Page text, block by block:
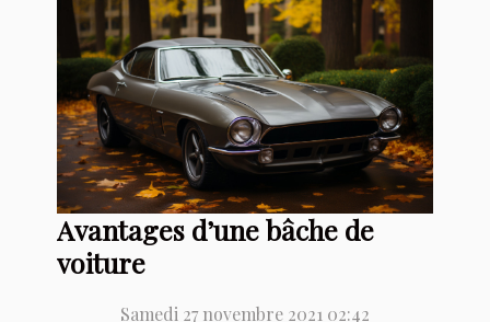
Avantages d’une bâche de
voiture
Samedi 27 novembre 2021 02:42